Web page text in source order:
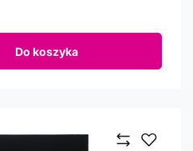
Do koszyka